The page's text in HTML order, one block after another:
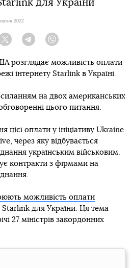
для України
2022
Twitter Telegram
розглядає можливість оплати
інтернету Starlink в Україні.
на двох американських
цього питання.
оплати у ініціативу Ukraine
через яку відбувається
українським військовим.
контракти з фірмами на
можливість оплати
Starlink для України. Ця тема
27 міністрів закордонних